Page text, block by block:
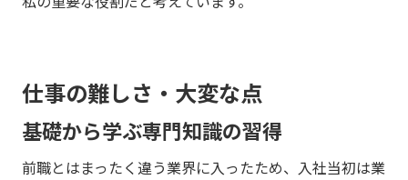
仕事の難しさ・大変な点
基礎から学ぶ専門知識の習得
前職とはまったく違う業界に入ったため、入社当初は業